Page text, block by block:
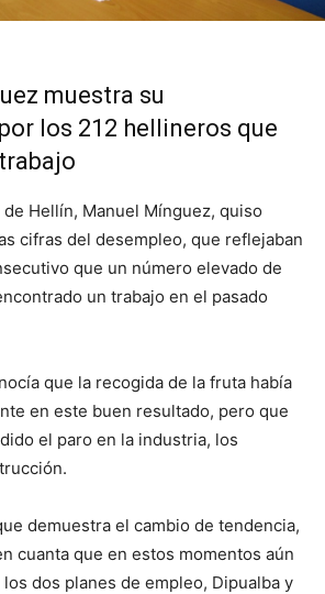
muestra su
los 212 hellineros que
Hellín, Manuel Mínguez, quiso
cifras del desempleo, que reflejaban
que un número elevado de
un trabajo en el pasado
que la recogida de la fruta había
en este buen resultado, pero que
el paro en la industria, los
demuestra el cambio de tendencia,
cuanta que en estos momentos aún
dos planes de empleo, Dipualba y